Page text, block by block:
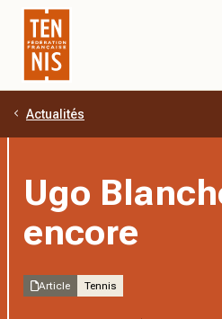
Aller au contenu principal
Actualités
Ugo
encore
Article Tennis